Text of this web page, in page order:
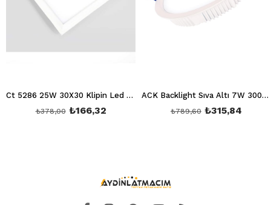
Ct 5286 25W 30X30 Klipin Led Panel Sıva Altı (Beyaz) 6400K
₺166,32
₺378,00
ACK Backlight Sıva Altı 7W 3000K AD05-00700
₺315,84
₺789,60